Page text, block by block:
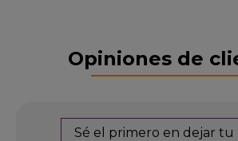
Opiniones de
Sé el primero en dejar tu